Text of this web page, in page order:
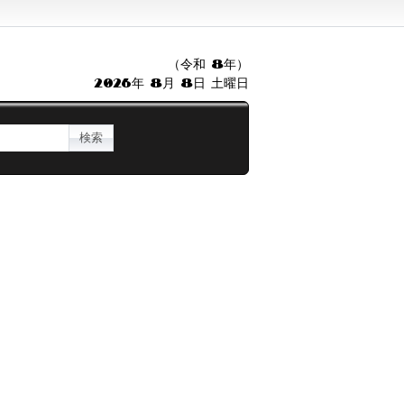
（令和 8年）
2026年 8月 8日 土曜日